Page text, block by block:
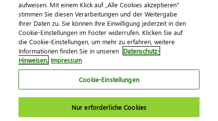
© 2026 DATEV eG
ImpressumDatenschutzAGB Kontakt
Cookie-Einstellungen
aufweisen. Mit einem Klick auf „Alle Cookies akzeptieren"
stimmen Sie diesen Verarbeitungen und der Weitergabe
Ihrer Daten zu. Sie können Ihre Einwilligung jederzeit in den
Cookie-Einstellungen im Footer widerrufen. Klicken Sie auf
die Cookie-Einstellungen, um mehr zu erfahren, weitere
Informationen finden Sie in unseren Datenschutz-
Hinweisen. Impressum
Cookie-Einstellungen
Nur erforderliche Cookies